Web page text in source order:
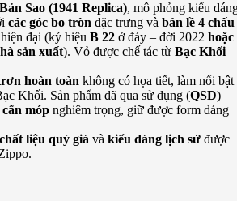
Bản Sao (1941 Replica), mô phỏng kiểu
các góc bo tròn đặc trưng và bản lề 4 chấu
đại (ký hiệu B 22 ở đáy – đời 2022 hoặc
sản xuất). Vỏ được chế tác từ Bạc Khối
hoàn toàn không có họa tiết, làm nổi bật
Khối. Sản phẩm đã qua sử dụng (QSD)
móp nghiêm trọng, giữ được form dáng
chất liệu quý giá và kiểu dáng lịch sử được